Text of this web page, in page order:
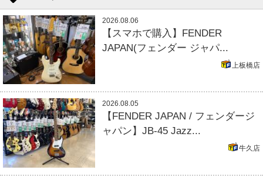
2026.08.06
【スマホで購入】FENDER
JAPAN(フェンダー ジャパ...
上板橋店
2026.08.05
【FENDER JAPAN / フェンダージ
ャパン】JB-45 Jazz...
牛久店